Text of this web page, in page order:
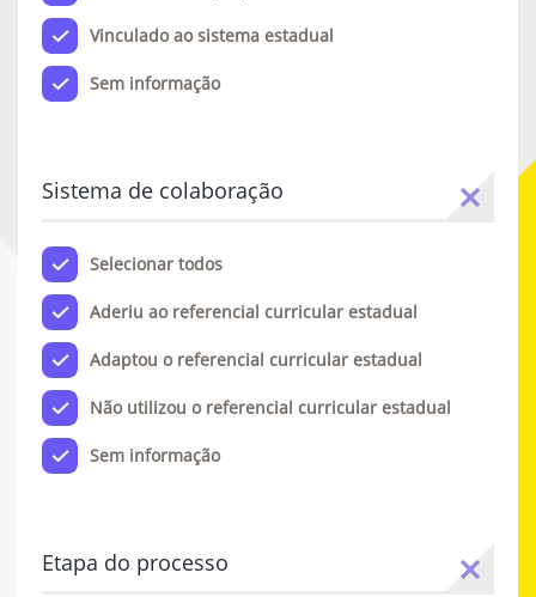
Vinculado ao sistema estadual
Sem informação
Sistema de colaboração
Selecionar todos
Aderiu ao referencial curricular estadual
Adaptou o referencial curricular estadual
Não utilizou o referencial curricular estadual
Sem informação
Etapa do processo